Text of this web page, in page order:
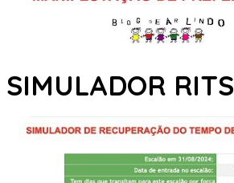
SIMULADOR RITS